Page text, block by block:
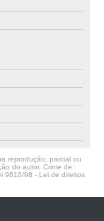
reprodução, parcial ou
do autor. Crime de
9610/98 - Lei de direitos